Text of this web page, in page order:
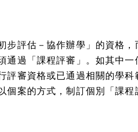
步評估－協作辦學」的資格，
通過「課程評審」。如其中一
評審資格或已通過相關的學科
個案的方式，制訂個別「課程